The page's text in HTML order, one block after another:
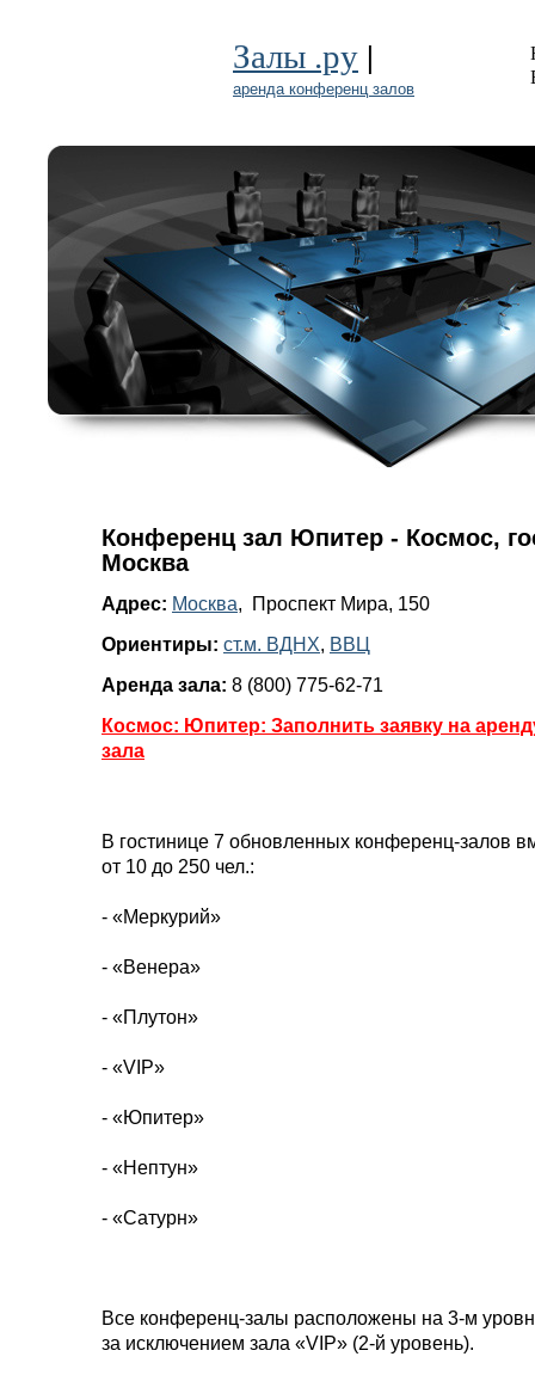
Залы .ру |
аренда конференц залов
Конференц зал Юпитер - Космос,
Москва
Адрес: Москва, Проспект Мира, 150
Ориентиры: ст.м. ВДНХ, ВВЦ
Аренда зала: 8 (800) 775-62-71
Космос: Юпитер: Заполнить заявку на
зала
В гостинице 7 обновленных конференц-залов
от 10 до 250 чел.:
- «Меркурий»
- «Венера»
- «Плутон»
- «VIP»
- «Юпитер»
- «Нептун»
- «Сатурн»
Все конференц-залы расположены на 3-м
за исключением зала «VIP» (2-й уровень).